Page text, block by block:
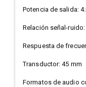
Potencia de salida:
Relación señal-ruido:
Respuesta de
Transductor: 45 mm
Formatos de audio